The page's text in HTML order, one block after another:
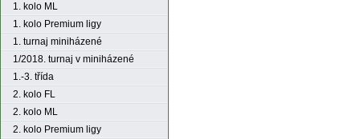
1. kolo ML
1. kolo Premium ligy
1. turnaj miniházené
1/2018. turnaj v miniházené
1.-3. třída
2. kolo FL
2. kolo ML
2. kolo Premium ligy